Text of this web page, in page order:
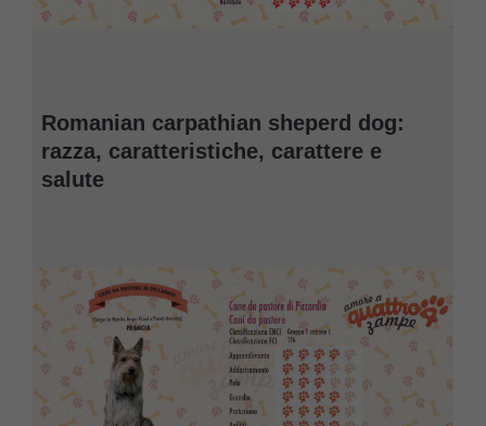
Romanian carpathian sheperd dog:
razza, caratteristiche, carattere e
salute